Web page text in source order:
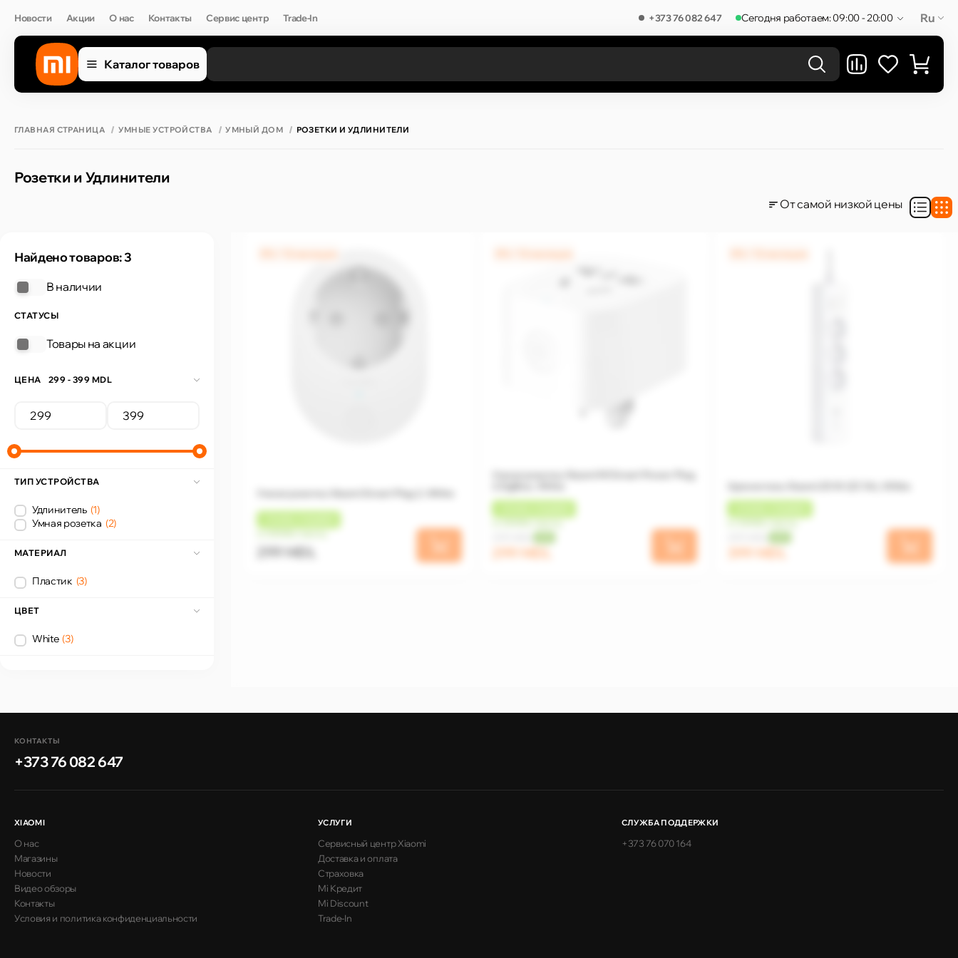
Новости Акции О нас Контакты Сервис центр Trade-In +373 76 082 647 Сегодня работаем: 09:00 - 20:00 Ru
Каталог товаров
ГЛАВНАЯ СТРАНИЦА УМНЫЕ УСТРОЙСТВА УМНЫЙ ДОМ РОЗЕТКИ И УДЛИНИТЕЛИ
Розетки и Удлинители
От самой низкой цены
Найдено товаров: 3
В наличии
СТАТУСЫ
Товары на акции
ЦЕНА 299 - 399 MDL
ТИП УСТРОЙСТВА
Удлинитель (1)
Умная розетка (2)
МАТЕРИАЛ
Пластик (3)
ЦВЕТ
White (3)
от 25 MDL/месяц
299 MDL
от 25 MDL/месяц
299 MDL
от 33 MDL/месяц
399 MDL
КОНТАКТЫ
+373 76 082 647
XIAOMI
О нас
Магазины
Новости
Видео обзоры
Контакты
Условия и политика конфиденциальности
УСЛУГИ
Сервисный центр Xiaomi
Доставка и оплата
Страховка
Mi Кредит
Mi Discount
Trade-In
СЛУЖБА ПОДДЕРЖКИ
+373 76 070 164